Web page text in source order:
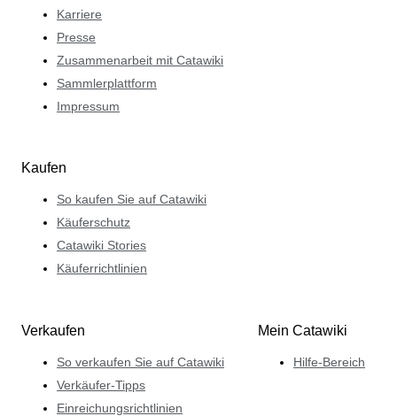
Karriere
Presse
Zusammenarbeit mit Catawiki
Sammlerplattform
Impressum
Kaufen
So kaufen Sie auf Catawiki
Käuferschutz
Catawiki Stories
Käuferrichtlinien
Verkaufen
So verkaufen Sie auf Catawiki
Verkäufer-Tipps
Einreichungsrichtlinien
Mein Catawiki
Hilfe-Bereich